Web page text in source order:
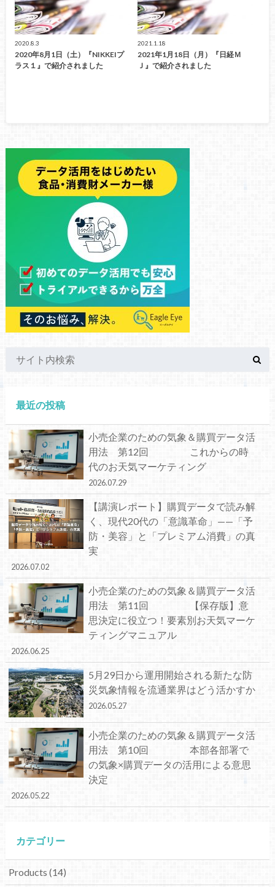
2020.8.3
2020年8月1日（土）『NIKKEIプ
ラス１』で紹介されました
2021.1.18
2021年1月18日（月）『日経Ｍ
Ｊ』で紹介されました
最近の投稿
小売企業のための気象＆購買データ活
用法 第12回 これからの時
代のお天気マーケティング
2026.07.29
【講演レポート】購買データで読み解
く、現代20代の「意識革命」——「予
防・美容」と「プレミアム消費」の真
実
2026.07.02
小売企業のための気象＆購買データ活
用法 第11回 【保存版】意
思決定に役立つ！要素別お天気マーケ
ティングマニュアル
2026.06.25
5月29日から運用開始される新たな防
災気象情報を流通業界はどう活かすか
2026.05.27
小売企業のための気象＆購買データ活
用法 第10回 本部各部署で
の気象×購買データの活用による意思
決定
2026.05.22
カテゴリー
Products (14)